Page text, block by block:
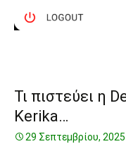
Τι πιστεύει η
Kerika…
29 Σεπτεμβρίου, 2025